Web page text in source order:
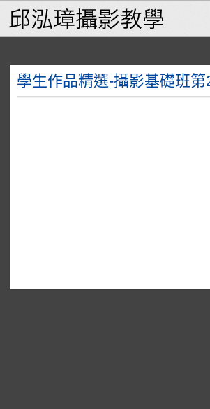
學生作品精選-攝影基礎班第